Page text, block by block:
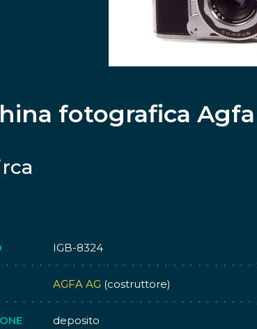
fotografica
IGB-8324
AGFA AG (costruttore)
deposito